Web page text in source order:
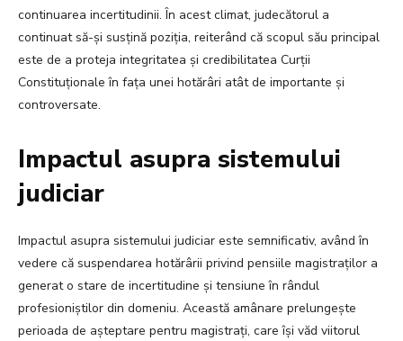
continuarea incertitudinii. În acest climat, judecătorul a
continuat să-și susțină poziția, reiterând că scopul său principal
este de a proteja integritatea și credibilitatea Curții
Constituționale în fața unei hotărâri atât de importante și
controversate.
Impactul asupra sistemului
judiciar
Impactul asupra sistemului judiciar este semnificativ, având în
vedere că suspendarea hotărârii privind pensiile magistraților a
generat o stare de incertitudine și tensiune în rândul
profesioniștilor din domeniu. Această amânare prelungește
perioada de așteptare pentru magistrați, care își văd viitorul